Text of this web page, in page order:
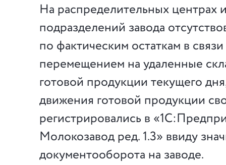
На распределительных центрах
подразделений завода
по фактическим остаткам в
перемещением на удаленные
готовой продукции текущего
движения готовой продукции
регистрировались в
Молокозавод ред. 1.3» ввиду
документооборота на заводе.